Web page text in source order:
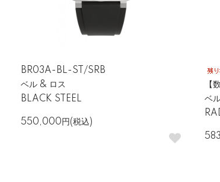
BR03A-BL-ST/SRB
ベル & ロス
BLACK STEEL
550,000円(税込)
【
ベ